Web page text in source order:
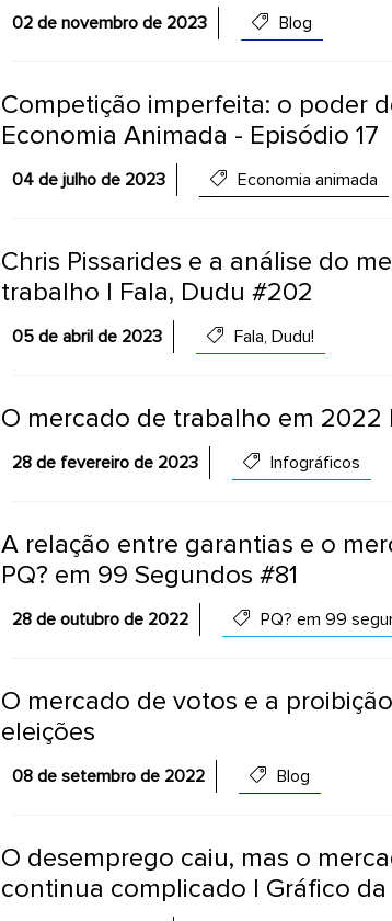
02 de novembro de 2023 Blog
Competição imperfeita: o poder
Economia Animada - Episódio 17
04 de julho de 2023 Economia animada
Chris Pissarides e a análise do
trabalho | Fala, Dudu #202
05 de abril de 2023 Fala, Dudu!
O mercado de trabalho em 2022
28 de fevereiro de 2023 Infográficos
A relação entre garantias e o
PQ? em 99 Segundos #81
28 de outubro de 2022 PQ? em 99
O mercado de votos e a
eleições
08 de setembro de 2022 Blog
O desemprego caiu, mas o
continua complicado | Gráfico da